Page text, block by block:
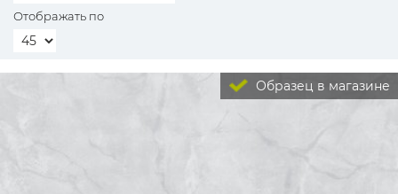
Отображать по
Образец в магазине